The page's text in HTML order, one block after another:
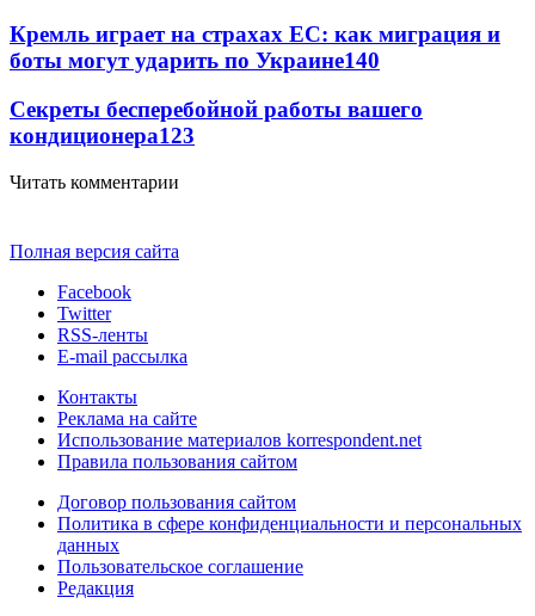
Кремль играет на страхах ЕС: как миграция и
боты могут ударить по Украине140
Секреты бесперебойной работы вашего
кондиционера123
Читать комментарии
Полная версия сайта
Facebook
Twitter
RSS-ленты
E-mail рассылка
Контакты
Реклама на сайте
Использование материалов korrespondent.net
Правила пользования сайтом
Договор пользования сайтом
Политика в сфере конфиденциальности и персональных
данных
Пользовательское соглашение
Редакция